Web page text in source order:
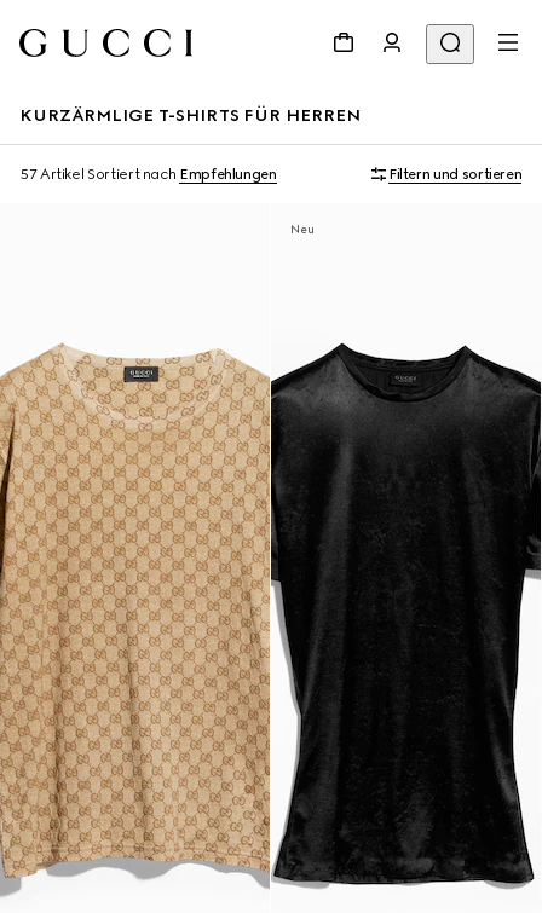
KURZÄRMLIGE T-SHIRTS FÜR HERREN
57 Artikel Sortiert nach Empfehlungen Filtern und sortieren
Neu